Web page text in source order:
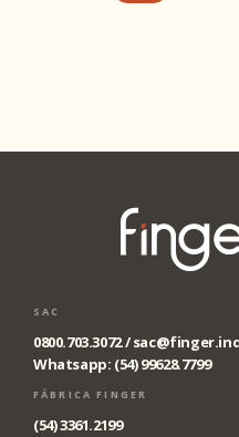
SAC
0800.703.3072 /
Whatsapp: (54) 99628.7799
FÁBRICA FINGER
(54) 3361.2199